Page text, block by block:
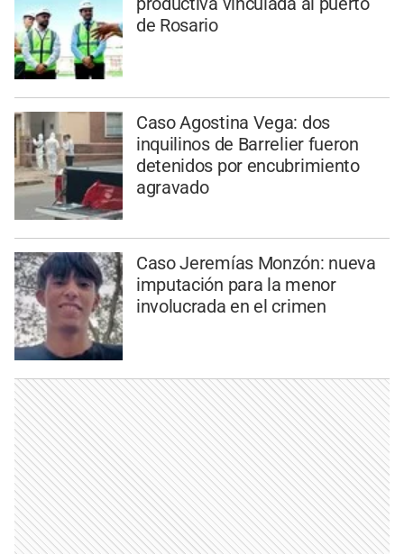
de Rosario
Caso Agostina Vega: dos
inquilinos de Barrelier fueron
detenidos por encubrimiento
agravado
Caso Jeremías Monzón: nueva
imputación para la menor
involucrada en el crimen